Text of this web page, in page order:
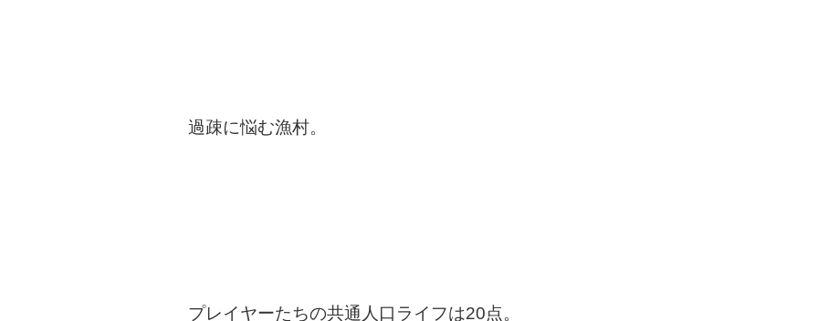
過疎に悩む漁村。
プレイヤーたちの共通人口ライフは20点。